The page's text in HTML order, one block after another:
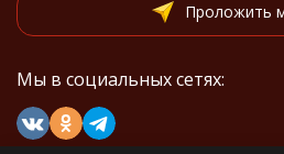
Проложить
Мы в социальных сетях: